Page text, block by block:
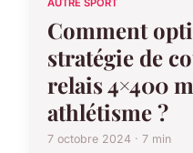
AUTRE SPORT
Comment
stratégie de
relais 4×400
athlétisme ?
7 octobre 2024 · 7 min